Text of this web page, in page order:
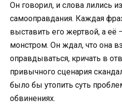
Он говорил, и слова лились
самооправдания. Каждая
выставить его жертвой, а
монстром. Он ждал, что она
оправдываться, кричать в
привычного сценария
было бы утопить суть
обвинениях.